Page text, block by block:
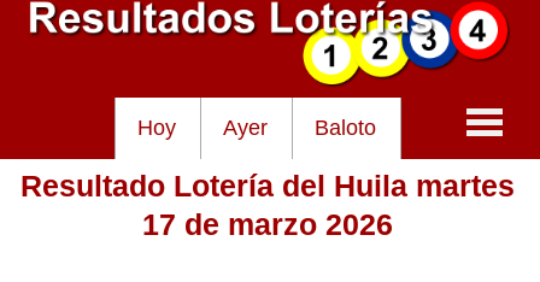
Hoy Ayer Baloto
Baloto
Resultado Lotería del Huila martes
17 de marzo 2026